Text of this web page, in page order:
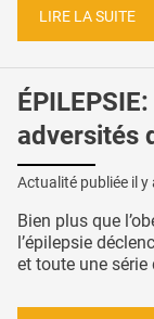
LIRE LA SUITE
adversités
Actualité publiée il y
Bien plus que
l’épilepsie
et toute une série